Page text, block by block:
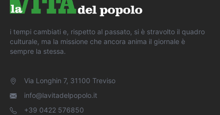
i tempi cambiati e, rispetto al passato, si è stravolto il quadro
culturale, ma la missione che ancora anima il giornale è
sempre la stessa.
Via Longhin 7, 31100 Treviso
info@lavitadelpopolo.it
+39 0422 576850